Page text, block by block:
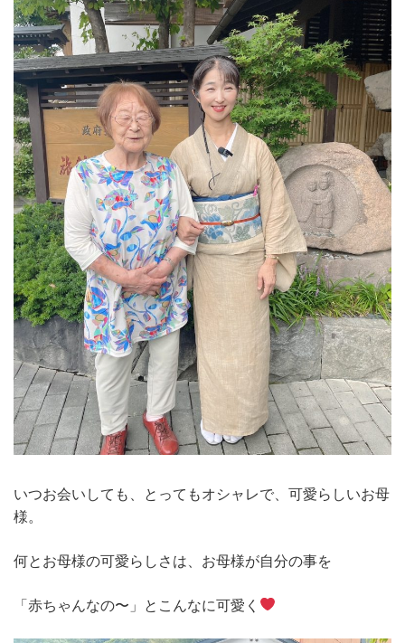
いつお会いしても、とってもオシャレで、可愛らしいお母
様。
何とお母様の可愛らしさは、お母様が自分の事を
「赤ちゃんなの〜」とこんなに可愛く